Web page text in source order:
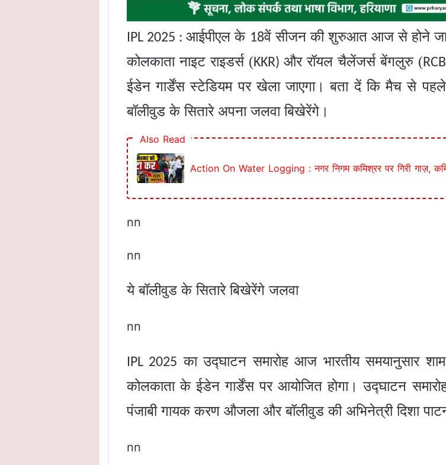
IPL 2025 :आईपीएल के 18वें सीजन की शुरुआत आज से होने जा
कोलकाता नाइट राइडर्स (KKR) और रॉयल चैलेंजर्स बेंगलुरु (
ईडेन गार्डेंस स्टेडियम पर खेला जाएगा। बता दें कि मैच से
बॉलीवुड के सितारे अपना जलवा बिखेरेंगे।
Also Read
Action On Water Logging : नगर निगम कमिश्रर पर गिरी गाज़,
nn
nn
ये बॉलीवुड के सितारे बिखेरेंगे जलवा
nn
IPL 2025 का उद्घाटन समारोह आज भारतीय समयानुसार शाम
कोलकाता के ईडेन गार्डेंस पर आयोजित होगा। उद्घाटन
पंजाबी गायक करण औजला और बॉलीवुड की अभिनेत्री दिशा
nn